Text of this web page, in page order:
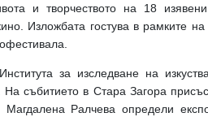
и творчеството на 18
Изложбата гостува в рамките
за изследване на
събитието в Стара Загора
Ралчева определи